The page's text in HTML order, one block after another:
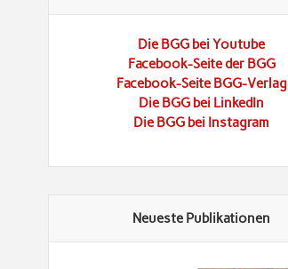
Die BGG bei Youtube
Facebook-Seite der BGG
Facebook-Seite BGG-Verlag
Die BGG bei LinkedIn
Die BGG bei Instagram
Neueste Publikationen